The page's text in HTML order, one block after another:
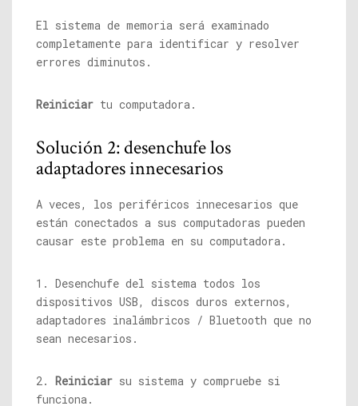
El sistema de memoria será examinado
completamente para identificar y resolver
errores diminutos.
Reiniciar tu computadora.
Solución 2: desenchufe los
adaptadores innecesarios
A veces, los periféricos innecesarios que
están conectados a sus computadoras pueden
causar este problema en su computadora.
1. Desenchufe del sistema todos los
dispositivos USB, discos duros externos,
adaptadores inalámbricos / Bluetooth que no
sean necesarios.
2. Reiniciar su sistema y compruebe si
funciona.